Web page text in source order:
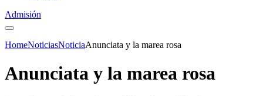
Admisión
HomeNoticiasNoticiaAnunciata y la marea rosa
Anunciata y la marea rosa